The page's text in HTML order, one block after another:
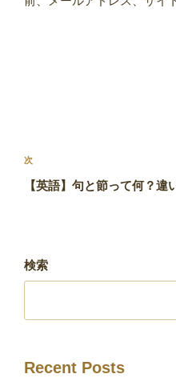
稿
ナ
シ
次
の
次
【英語】句と節って何？違
検索
Recent Posts